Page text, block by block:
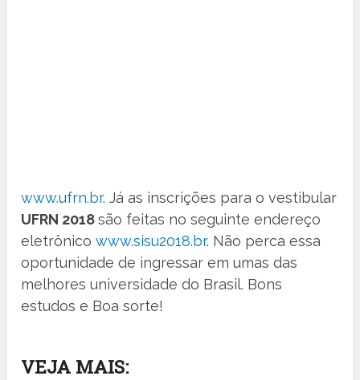
www.ufrn.br. Já as inscrições para o vestibular
UFRN 2018são feitas no seguinte endereço
eletrônicowww.sisu2018.br. Não perca essa
oportunidade de ingressar em umas das
melhores universidade do Brasil. Bons
estudos e Boa sorte!
VEJA MAIS: